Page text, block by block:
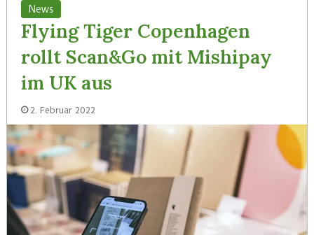
News
Flying Tiger Copenhagen
rollt Scan&Go mit Mishipay
im UK aus
2. Februar 2022